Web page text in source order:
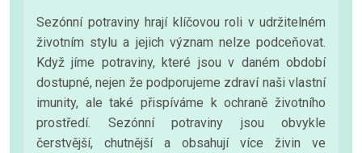
Sezónní potraviny hrají klíčovou roli v udržitelném
životním stylu a jejich význam nelze podceňovat.
Když jíme potraviny, které jsou v daném období
dostupné, nejen že podporujeme zdraví naši vlastní
imunity, ale také přispíváme k ochraně životního
prostředí. Sezónní potraviny jsou obvykle
čerstvější, chutnější a obsahují více živin ve